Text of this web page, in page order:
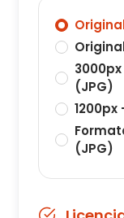
(JPG)
1200px
(JPG)